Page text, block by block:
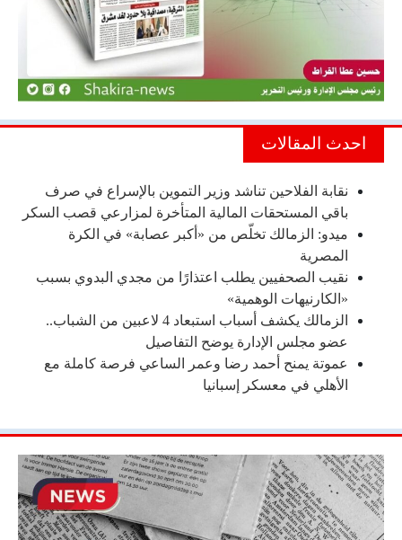
احدث المقالات
نقابة الفلاحين تناشد وزير التموين بالإسراع في صرف
باقي المستحقات المالية المتأخرة لمزارعي قصب السكر
ميدو: الزمالك تخلّص من «أكبر عصابة» في الكرة
المصرية
نقيب الصحفيين يطلب اعتذارًا من مجدي البدوي بسبب
«الكارنيهات الوهمية»
الزمالك يكشف أسباب استبعاد 4 لاعبين من الشباب..
عضو مجلس الإدارة يوضح التفاصيل
عموتة يمنح أحمد رضا وعمر الساعي فرصة كاملة مع
الأهلي في معسكر إسبانيا